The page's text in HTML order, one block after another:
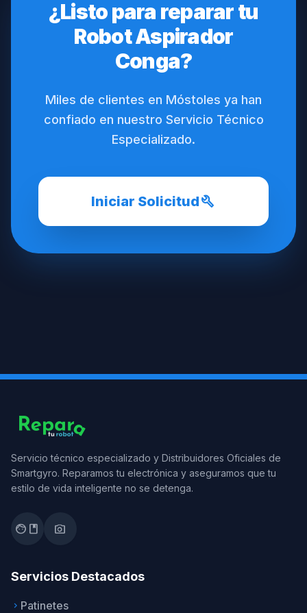
¿Listo para reparar tu
Robot Aspirador
Conga?
Miles de clientes en Móstoles ya han
confiado en nuestro Servicio Técnico
Especializado.
Iniciar Solicitudbuild
Servicio técnico especializado y Distribuidores Oficiales de
Smartgyro. Reparamos tu electrónica y aseguramos que tu
estilo de vida inteligente no se detenga.
facebook photo_camera
Servicios Destacados
keyboard_arrow_right Patinetes